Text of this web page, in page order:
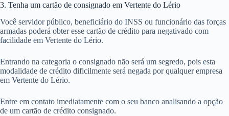
3. Tenha um cartão de consignado em Vertente do Lério
Você servidor público, beneficiário do INSS ou funcionário das forças
armadas poderá obter esse cartão de crédito para negativado com
facilidade em Vertente do Lério.
Entrando na categoria o consignado não será um segredo, pois esta
modalidade de crédito dificilmente será negada por qualquer empresa
em Vertente do Lério.
Entre em contato imediatamente com o seu banco analisando a opção
de um cartão de crédito consignado.